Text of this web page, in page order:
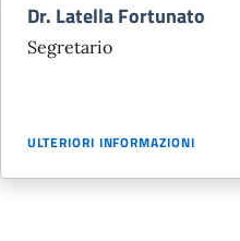
Dr. Latella Fortunato
Segretario
ULTERIORI INFORMAZIONI